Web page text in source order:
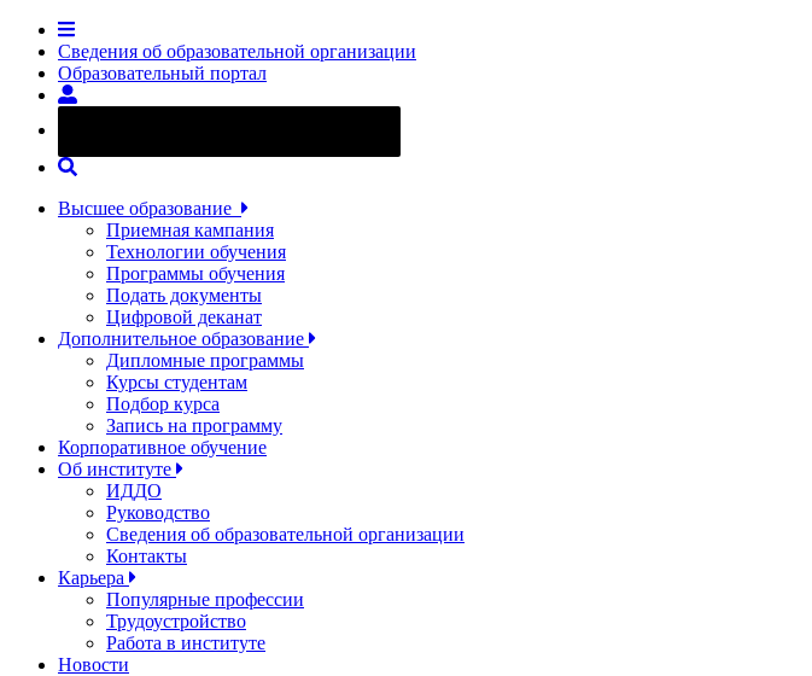
Сведения об образовательной организации
Образовательный портал
Высшее образование
Приемная кампания
Технологии обучения
Программы обучения
Подать документы
Цифровой деканат
Дополнительное образование
Дипломные программы
Курсы студентам
Подбор курса
Запись на программу
Корпоративное обучение
Об институте
ИДДО
Руководство
Сведения об образовательной организации
Контакты
Карьера
Популярные профессии
Трудоустройство
Работа в институте
Новости